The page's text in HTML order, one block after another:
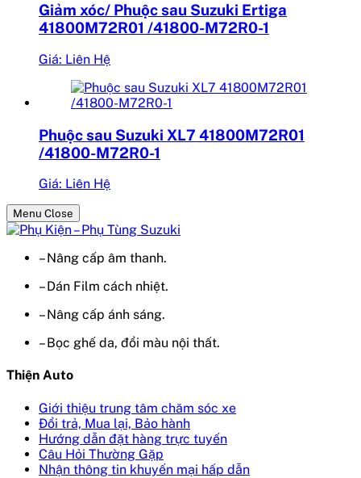
Giảm xóc/ Phuộc sau Suzuki Ertiga
41800M72R01 /41800-M72R0-1
Giá: Liên Hệ
Phuộc sau Suzuki XL7 41800M72R01
/41800-M72R0-1
Giá: Liên Hệ
Menu Close
– Nâng cấp âm thanh.
– Dán Film cách nhiệt.
– Nâng cấp ánh sáng.
– Bọc ghế da, đổi màu nội thất.
Thiện Auto
Giới thiệu trung tâm chăm sóc xe
Đổi trả, Mua lại, Bảo hành
Hướng dẫn đặt hàng trực tuyến
Câu Hỏi Thường Gặp
Nhận thông tin khuyến mại hấp dẫn